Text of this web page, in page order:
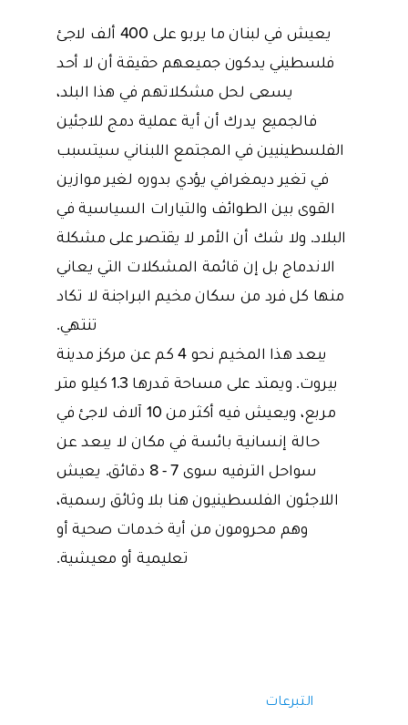
يعيش في لبنان ما يربو على 400 ألف لاجئ
فلسطيني يدكون جميعهم حقيقة أن لا أحد
يسعى لحل مشكلاتهم في هذا البلد،
فالجميع يدرك أن أية عملية دمج للاجئين
الفلسطينيين في المجتمع اللبناني سيتسبب
في تغير ديمغرافي يؤدي بدوره لغير موازين
القوى بين الطوائف والتيارات السياسية في
البلاد. ولا شك أن الأمر لا يقتصر على مشكلة
الاندماج بل إن قائمة المشكلات التي يعاني
منها كل فرد من سكان مخيم البراجنة لا تكاد
تنتهي.
يبعد هذا المخيم نحو 4 كم عن مركز مدينة
بيروت. ويمتد على مساحة قدرها 1.3 كيلو متر
مربع، ويعيش فيه أكثر من 10 آلاف لاجئ في
حالة إنسانية بائسة في مكان لا يبعد عن
سواحل الترفيه سوى 7 - 8 دقائق. يعيش
اللاجئون الفلسطينيون هنا بلا وثائق رسمية،
وهم محرومون من أية خدمات صحية أو
تعليمية أو معيشية.
التبرعات